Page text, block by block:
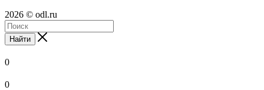
2026 © odl.ru
Найти
0
0